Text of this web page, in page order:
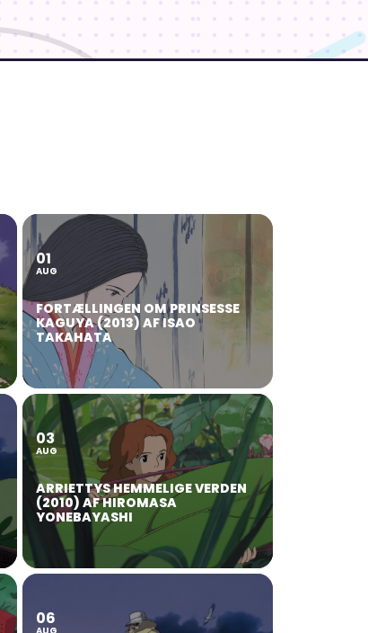
01
AUG
FORTÆLLINGEN OM PRINSESSE
KAGUYA (2013) AF ISAO
TAKAHATA
03
AUG
ARRIETTYS HEMMELIGE VERDEN
(2010) AF HIROMASA
YONEBAYASHI
06